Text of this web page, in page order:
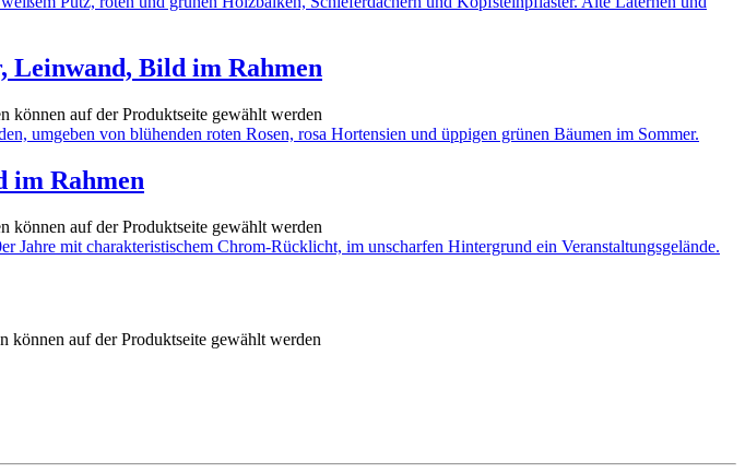
Leinwand, Bild im Rahmen
können auf der Produktseite gewählt werden
im Rahmen
können auf der Produktseite gewählt werden
können auf der Produktseite gewählt werden